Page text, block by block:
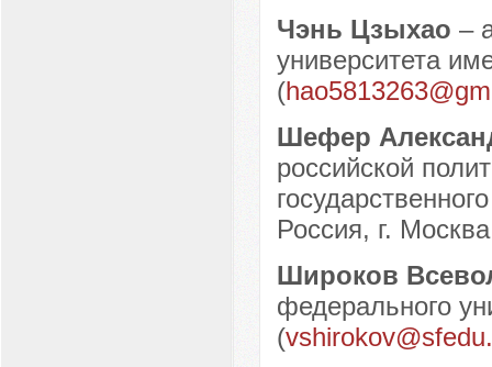
Чэнь Цзыхао –
университета
(
Шефер
российской
Россия, г.
Широков
федерального
(